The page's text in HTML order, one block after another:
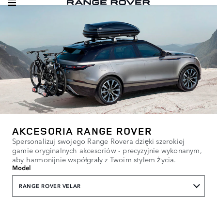
AKCESORIA RANGE ROVER
Spersonalizuj swojego Range Rovera dzięki szerokiej
gamie oryginalnych akcesoriów - precyzyjnie wykonanym,
aby harmonijnie współgrały z Twoim stylem życia.
Model
RANGE ROVER VELAR